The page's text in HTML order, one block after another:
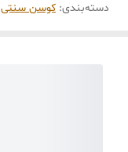
دسته‌بندی: کوسن سنتی